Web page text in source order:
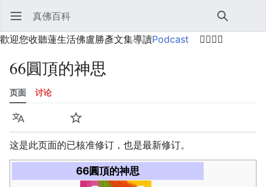
打开主菜单 真佛百科 搜索
歡迎您收聽蓮生活佛盧勝彥文集導讀Podcast 🙋‍♂️🙋‍♀️
66圓頂的神思
页面 讨论
语言 监视
这是此页面的已核准修订，也是最新修订。
66圓頂的神思